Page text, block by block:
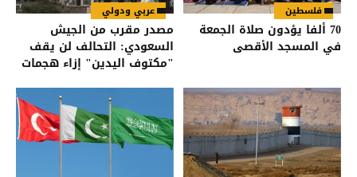
فلسطين
70 ألفا يؤدون صلاة الجمعة
في المسجد الأقصى
عربي ودولي
مصدر مقرب من الجيش
السعودي: التحالف لن يقف
"مكتوف اليدين" إزاء هجمات